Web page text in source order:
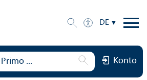
DE
Konto